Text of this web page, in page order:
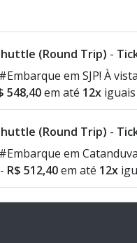
(Round Trip) -
em SJP! À vista
548,40em até 12x iguais
(Round Trip) -
em
- R$ 512,40em até 12x